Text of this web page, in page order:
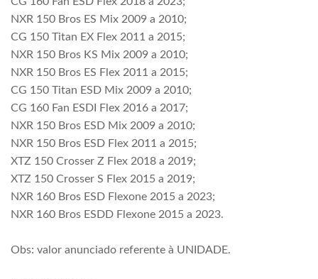
NXR 150 Bros ES Mix 2009 a 2010;
CG 150 Titan EX Flex 2011 a 2015;
NXR 150 Bros KS Mix 2009 a 2010;
NXR 150 Bros ES Flex 2011 a 2015;
CG 150 Titan ESD Mix 2009 a 2010;
CG 160 Fan ESDI Flex 2016 a 2017;
NXR 150 Bros ESD Mix 2009 a 2010;
NXR 150 Bros ESD Flex 2011 a 2015;
XTZ 150 Crosser Z Flex 2018 a 2019;
XTZ 150 Crosser S Flex 2015 a 2019;
NXR 160 Bros ESD Flexone 2015 a 2023;
NXR 160 Bros ESDD Flexone 2015 a 2023.
Obs: valor anunciado referente à UNIDADE.